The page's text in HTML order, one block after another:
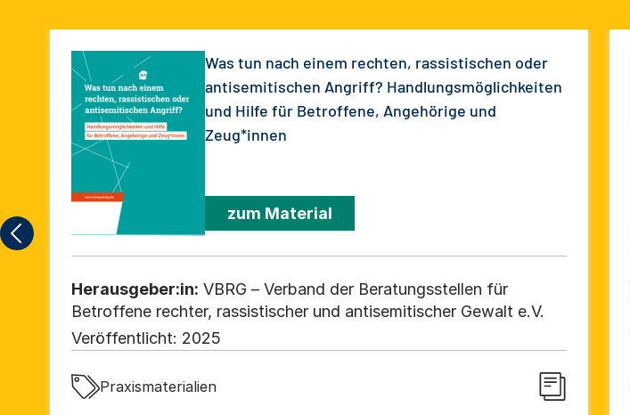
Was tun nach einem rechten, rassistischen oder
antisemitischen Angriff? Handlungsmöglichkeiten
und Hilfe für Betroffene, Angehörige und
Zeug*innen
zum Material
Herausgeber:in: VBRG – Verband der Beratungsstellen für
Betroffene rechter, rassistischer und antisemitischer Gewalt e.V.
Veröffentlicht: 2025
Praxismaterialien